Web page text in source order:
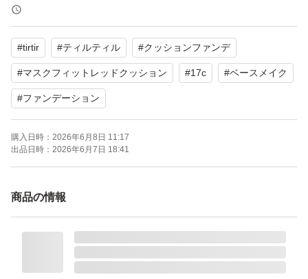
【SPF/PA】SPF40 PA++
【商品の状態】未使用
72時間カバーが持続する人気のクッションファンデーシ
ョンです。ぜひご検討ください。
よろしくお願いいたします。
#tirtir #ティルティル #クッションファンデ
#マスクフィットレッドクッション #17c #ベースメイク
#ファンデーション
購入日時： 2026年6月8日 11:17
出品日時： 2026年6月7日 18:41
商品の情報